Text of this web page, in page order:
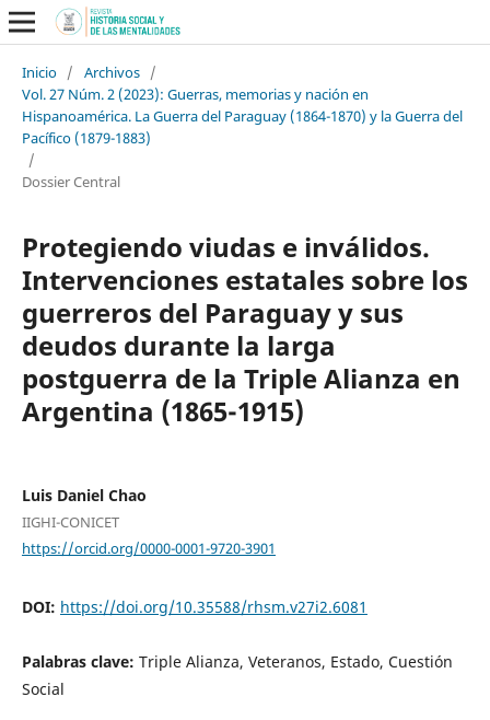
Inicio / Archivos /
Vol. 27 Núm. 2 (2023): Guerras, memorias y nación en
Hispanoamérica. La Guerra del Paraguay (1864-1870) y la Guerra del
Pacífico (1879-1883)
/
Dossier Central
Protegiendo viudas e inválidos.
Intervenciones estatales sobre los
guerreros del Paraguay y sus
deudos durante la larga
postguerra de la Triple Alianza en
Argentina (1865-1915)
Luis Daniel Chao
IIGHI-CONICET
https://orcid.org/0000-0001-9720-3901
DOI: https://doi.org/10.35588/rhsm.v27i2.6081
Palabras clave: Triple Alianza, Veteranos, Estado, Cuestión
Social